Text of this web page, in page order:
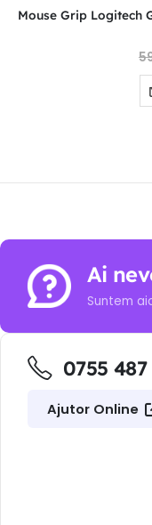
Ai
Suntem
0755 487
Ajutor Online